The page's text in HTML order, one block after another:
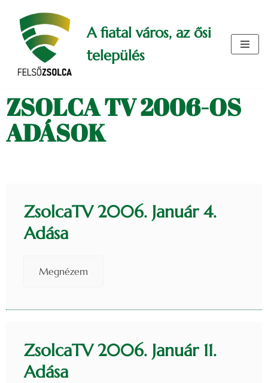
Skip
content
A fiatal város, az ősi
település
ZSOLCA TV 2006-OS
ADÁSOK
ZsolcaTV 2006. Január 4.
Adása
Megnézem
ZsolcaTV 2006. Január 11.
Adása